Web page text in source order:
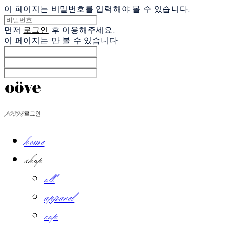
이 페이지는 비밀번호를 입력해야 볼 수 있습니다.
먼저 로그인 후 이용해주세요.
이 페이지는 만 볼 수 있습니다.
LOG IN로그인
home
shop
all
apparel
cap